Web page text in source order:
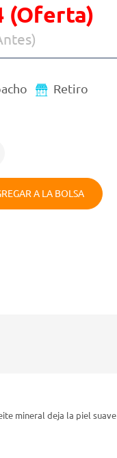
(Oferta)
de
Retiro
A LA BOLSA
mineral deja la piel